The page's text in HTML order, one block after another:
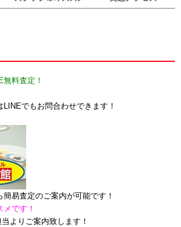
料査定！
でもお問合わせできます！
易査定のご案内が可能です！
です！
よりご案内致します！